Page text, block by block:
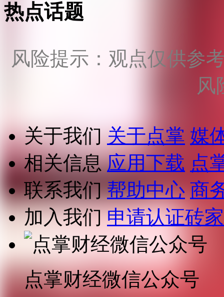
热点话题
风险提示：观点仅供参
风
关于我们 关于点掌 媒
相关信息 应用下载 点
联系我们 帮助中心 商
加入我们 申请认证砖家
点掌财经微信公众号